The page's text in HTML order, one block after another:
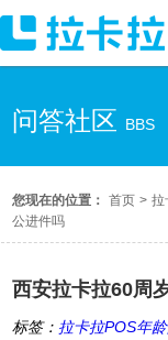
问答社区 BBS
您现在的位置： 首页 > 拉
公进件吗
西安拉卡拉60周
标签： 拉卡拉POS年